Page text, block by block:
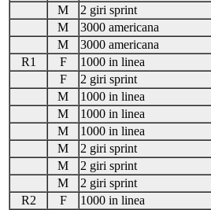
M
2 giri sprint
M
3000 americana
M
3000 americana
R1
F 1000 in linea
F
2 giri sprint
M
1000 in linea
M
1000 in linea
M
1000 in linea
M
2 giri sprint
M
2 giri sprint
M
2 giri sprint
R2
F 1000 in linea